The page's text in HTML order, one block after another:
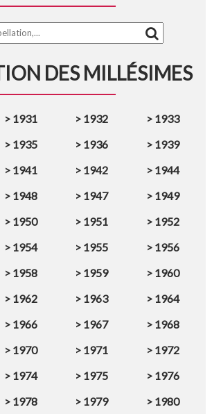
DES MILLÉSIMES
> 1931 > 1932 > 1933
> 1935 > 1936 > 1939
> 1941 > 1942 > 1944
> 1948 > 1947 > 1949
> 1950 > 1951 > 1952
> 1954 > 1955 > 1956
> 1958 > 1959 > 1960
> 1962 > 1963 > 1964
> 1966 > 1967 > 1968
> 1970 > 1971 > 1972
> 1974 > 1975 > 1976
> 1978 > 1979 > 1980